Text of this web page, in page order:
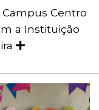
Centro
a Instituição